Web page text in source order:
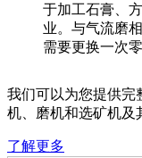
于加工石膏、
业。与气流磨
需要更换一次
我们可以为您提供完
机、磨机和选矿机及
了解更多